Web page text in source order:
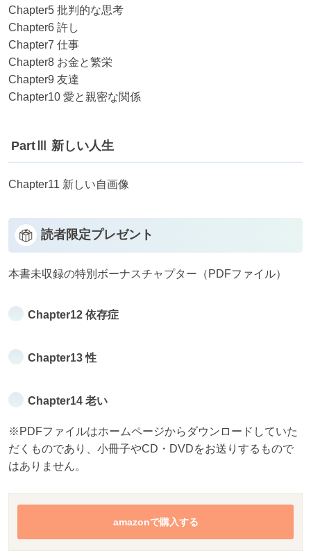
Chapter5 批判的な思考
Chapter6 許し
Chapter7 仕事
Chapter8 お金と繁栄
Chapter9 友達
Chapter10 愛と親密な関係
PartⅢ 新しい人生
Chapter11 新しい自画像
読者限定プレゼント
本書未収録の特別ボーナスチャプター（PDFファイル）
Chapter12 依存症
Chapter13 性
Chapter14 老い
※PDFファイルはホームページからダウンロードしていた
だくものであり、小冊子やCD・DVDをお送りするもので
はありません。
amazonで購入する